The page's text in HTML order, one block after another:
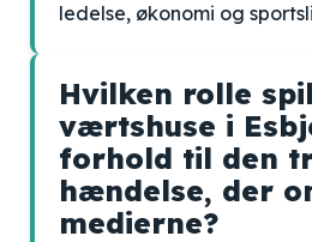
ledelse, økonomi og
Hvilken rolle
værtshuse i
forhold til den
hændelse, der
medierne?